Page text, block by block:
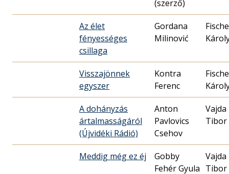
(szerző)
Az élet
fényességes
csillaga
Gordana
Milinović
Visszajönnek
egyszer
Kontra
Ferenc
A dohányzás
ártalmasságáról
(Újvidéki Rádió)
Anton
Pavlovics
Csehov
Vajda
Tibor
Meddig még ez éj
Gobby
Fehér Gyula
Vajda
Tibor